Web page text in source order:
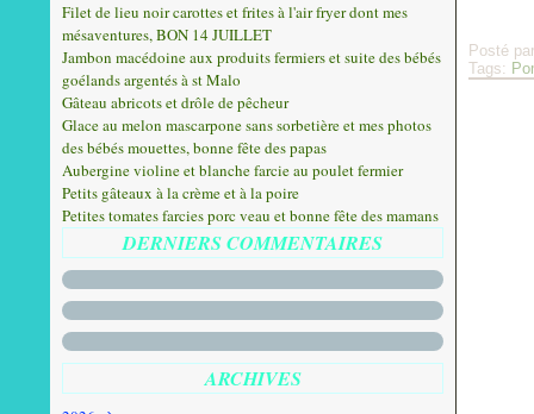
Filet de lieu noir carottes et frites à l'air fryer dont mes
mésaventures, BON 14 JUILLET
Jambon macédoine aux produits fermiers et suite des bébés
goélands argentés à st Malo
Gâteau abricots et drôle de pêcheur
Glace au melon mascarpone sans sorbetière et mes photos
des bébés mouettes, bonne fête des papas
Aubergine violine et blanche farcie au poulet fermier
Petits gâteaux à la crème et à la poire
Petites tomates farcies porc veau et bonne fête des mamans
DERNIERS COMMENTAIRES
ARCHIVES
Posté
Tags: